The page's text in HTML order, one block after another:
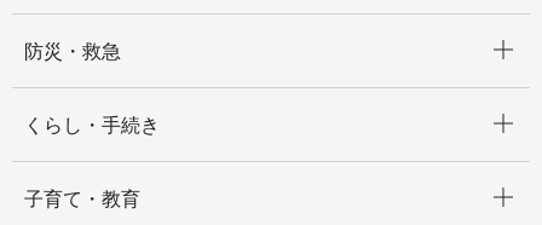
防災・救急
くらし・手続き
子育て・教育